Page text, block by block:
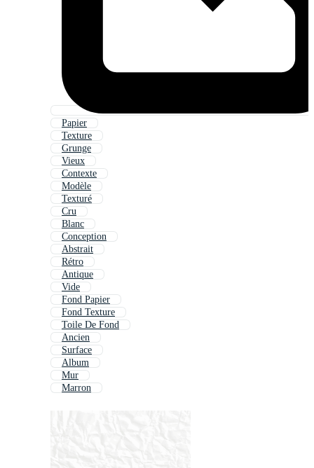
Papier
Texture
Grunge
Vieux
Contexte
Modèle
Texturé
Cru
Blanc
Conception
Abstrait
Rétro
Antique
Vide
Fond Papier
Fond Texture
Toile De Fond
Ancien
Surface
Album
Mur
Marron